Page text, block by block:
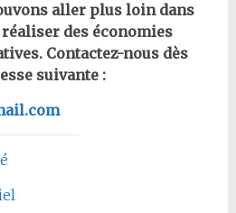
aller plus loin dans
des économies
Contactez-nous dès
suivante :